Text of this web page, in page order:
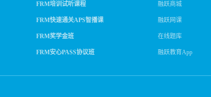
FRM培训试听课程
FRM快速通关APS智播课
FRM奖学金班
FRM安心PASS协议班
融跃商城
融跃网课
在线题库
融跃教育App